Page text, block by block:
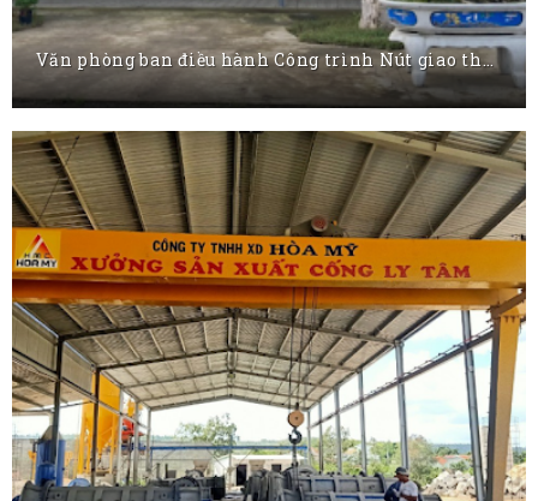
Văn phòng ban điều hành Công trình Nút giao thông khác mức đường Hùng Vương